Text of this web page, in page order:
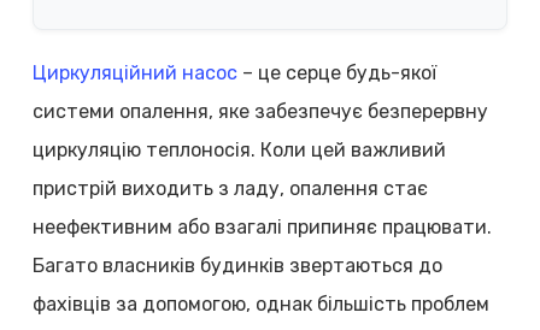
Циркуляційний насос– це серце будь-якої
системи опалення, яке забезпечує безперервну
циркуляцію теплоносія. Коли цей важливий
пристрій виходить з ладу, опалення стає
неефективним або взагалі припиняє працювати.
Багато власників будинків звертаються до
фахівців за допомогою, однак більшість проблем